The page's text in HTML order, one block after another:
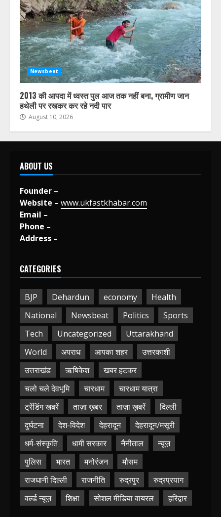
Newsbeat
2013 की आपदा में ध्वस्त पुल आज तक नहीं बना, ग्रामीण जान
हथेली पर रखकर कर रहे नदी पार
August 10, 2026
ABOUT US
Founder –
Website – www.ukfastkhabar.com
Email –
Phone –
Address –
CATEGORIES
BJP Dehardun economy
Health
National
Newsbeat Politics
Sports
Tech
Uncategorized
Uttarakhand
World
अपराध आपका शहर
उत्तरकाशी
उत्तराखंड
ऋषिकेश
खबर हटकर
चलो चले देवभूमि
चारधाम
चारधाम यात्रा
ट्रेंडिंग खबरें
ताज़ा ख़बर ताज़ा ख़बरें
दिल्ली
दुर्घटना
देश-विदेश देहरादून
देहरादून/मसूरी
धर्म-संस्कृति
धामी सरकार नैनीताल
न्यूज़
पुलिस
भारत मनोरंजन
मौसम
राजधानी दिल्ली
राजनीति रुद्रपुर
रुद्रप्रयाग
वर्ल्ड न्यूज़
शिक्षा सोशल मीडिया वायरल हरिद्वार